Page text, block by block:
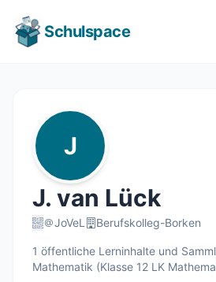
Schulspace
J
J. van Lück
JoVeL Berufskolleg-Borken
1 öffentliche Lerninhalte und
Mathematik (Klasse 12 LK